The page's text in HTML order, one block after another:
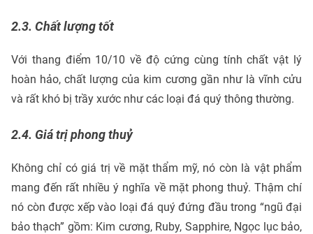
2.3. Chất lượng tốt
Với thang điểm 10/10 về độ cứng cùng tính chất vật lý
hoàn hảo, chất lượng của kim cương gần như là vĩnh cửu
và rất khó bị trầy xước như các loại đá quý thông thường.
2.4. Giá trị phong thuỷ
Không chỉ có giá trị về mặt thẩm mỹ, nó còn là vật phẩm
mang đến rất nhiều ý nghĩa về mặt phong thuỷ. Thậm chí
nó còn được xếp vào loại đá quý đứng đầu trong “ngũ đại
bảo thạch” gồm: Kim cương, Ruby, Sapphire, Ngọc lục bảo,